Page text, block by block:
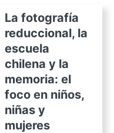
La fotografía
reduccional, la
escuela
chilena y la
memoria: el
foco en niños,
niñas y
mujeres